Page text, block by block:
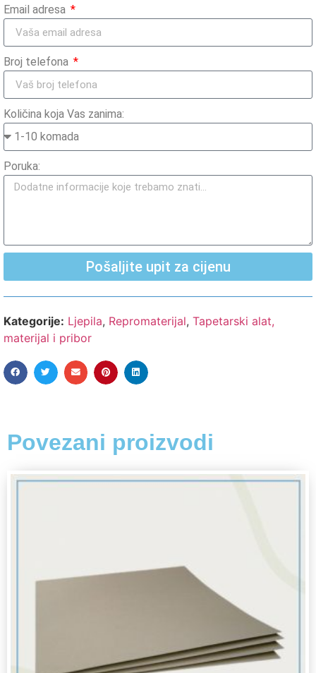
Email adresa
Broj telefona
Količina koja Vas zanima:
Poruka:
Pošaljite upit za cijenu
Kategorije: Ljepila, Repromaterijal, Tapetarski alat,
materijal i pribor
Povezani proizvodi